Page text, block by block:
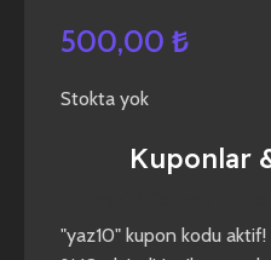
500,00 ₺
Stokta yok
Kuponlar
"yaz10" kupon kodu